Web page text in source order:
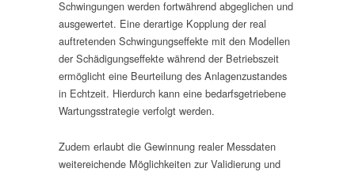
Schwingungen werden fortwährend abgeglichen und
ausgewertet. Eine derartige Kopplung der real
auftretenden Schwingungseffekte mit den Modellen
der Schädigungseffekte während der Betriebszeit
ermöglicht eine Beurteilung des Anlagenzustandes
in Echtzeit. Hierdurch kann eine bedarfsgetriebene
Wartungsstrategie verfolgt werden.
Zudem erlaubt die Gewinnung realer Messdaten
weitereichende Möglichkeiten zur Validierung und